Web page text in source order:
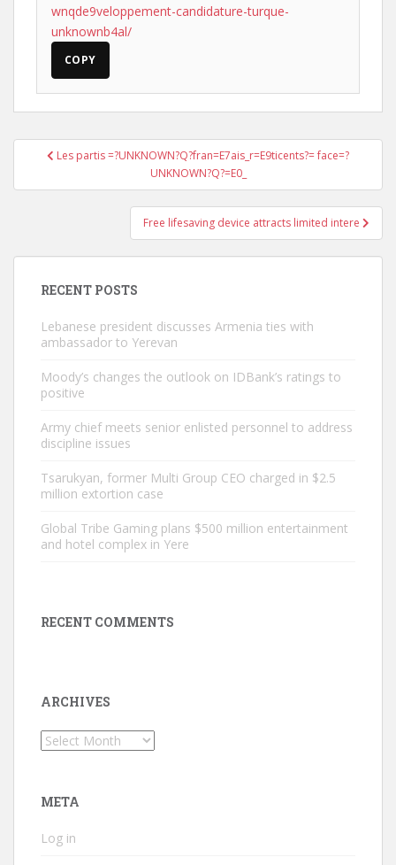
wnqde9veloppement-candidature-turque-
unknownb4al/
COPY
PostLes partis =?UNKNOWN?Q?fran=E7ais_r=E9ticents?= face=?
UNKNOWN?Q?=E0_
Free lifesaving device attracts limited intere
RECENT POSTS
Lebanese president discusses Armenia ties with
ambassador to Yerevan
Moody’s changes the outlook on IDBank’s ratings to
positive
Army chief meets senior enlisted personnel to address
discipline issues
Tsarukyan, former Multi Group CEO charged in $2.5
million extortion case
Global Tribe Gaming plans $500 million entertainment
and hotel complex in Yere
RECENT COMMENTS
ARCHIVES
Archives
META
Log in